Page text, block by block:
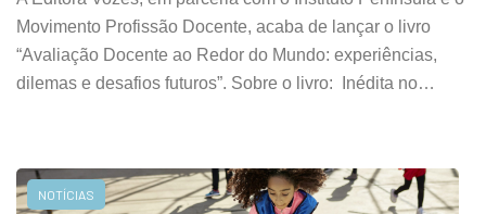
Movimento Profissão Docente, acaba de lançar o livro
“Avaliação Docente ao Redor do Mundo: experiências,
dilemas e desafios futuros”. Sobre o livro: Inédita no…
NOTÍCIAS